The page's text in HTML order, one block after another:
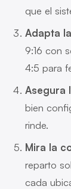
que el
Adapta
9:16 con
4:5 para
Asegura
bien
rinde.
Mira la
reparto
cada